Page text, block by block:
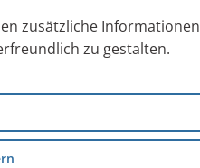
zusätzliche Informationen
zu gestalten.